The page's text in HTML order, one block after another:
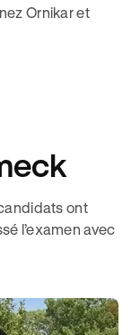
Ornikar et
ont
l’examen avec